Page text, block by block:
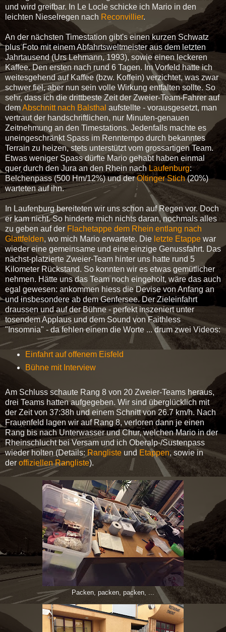
und wird greifbar. In Le Locle schicke ich Mario in den
leichten Nieselregen nach Reconvillier.
An der nächsten Timestation gibt's einen kurzen Schwatz
plus Foto mit einem Abfahrtsweltmeister aus dem letzten
Jahrtausend (Urs Lehmann, 1993), sowie einen leckeren
Kaffee. Den ersten nach rund 6 Tagen. Im Vorfeld hatte ich
weitesgehend auf Kaffee (bzw. Koffein) verzichtet, was zwar
schwer fiel, aber nun sein volle Wirkung entfalten sollte. So
sehr, dass ich die drittbeste Zeit der Zweier-Team-Fahrer auf
demAbschnitt nach Balsthal aufstellte - vorausgesetzt, man
vertraut der handschriftlichen, nur Minuten-genauen
Zeitnehmung an den Timestations. Jedenfalls machte es
uneingeschränkt Spass im Renntempo durch bekanntes
Terrain zu heizen, stets unterstützt vom grossartigen Team.
Etwas weniger Spass dürfte Mario gehabt haben einmal
quer durch den Jura an den Rhein nach Laufenburg:
Belchenpass (500 Hm/12%) und derOltinger Stich(20%)
warteten auf ihn.
In Laufenburg bereiteten wir uns schon auf Regen vor. Doch
er kam nicht. So hinderte mich nichts daran, nochmals alles
zu geben auf der Flachetappe dem Rhein entlang nach
Glattfelden, wo mich Mario erwartete. Die letzte Etappe war
wieder eine gemeinsame und eine einzige Genussfahrt. Das
nächst-platzierte Zweier-Team hinter uns hatte rund 5
Kilometer Rückstand. So konnten wir es etwas gemütlicher
nehmen. Hätte uns das Team noch eingeholt, wäre das auch
egal gewesen: ankommen hiess die Devise von Anfang an
und insbesondere ab dem Genfersee. Der Zieleinfahrt
draussen und auf der Bühne - perfekt inszeniert unter
tosendem Applaus und dem Sound von Faithless
"Insomnia" - da fehlen einem die Worte ... drum zwei Videos:
Einfahrt auf offenem Eisfeld
Bühne mit Interview
Am Schluss schaute Rang 8 von 20 Zweier-Teams heraus,
drei Teams hatten aufgegeben. Wir sind überglücklich mit
der Zeit von 37:38h und einem Schnitt von 26.7 km/h. Nach
Frauenfeld lagen wir auf Rang 8, verloren dann je einen
Rang bis nach Unterwasser und Chur, welchen Mario in der
Rheinschlucht bei Versam und ich Oberalp-/Sustenpass
wieder holten (Details: Rangliste und Etappen, sowie in
der offiziellen Rangliste).
Packen, packen, packen, ...